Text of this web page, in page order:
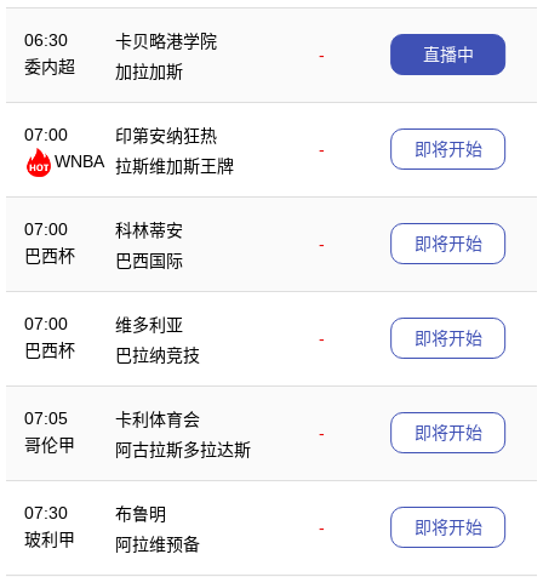
06:30
委内超
卡贝略港学院
-
加拉加斯
直播中
07:00
WNBA
印第安纳狂热
-
拉斯维加斯王牌
即将开始
07:00
巴西杯
科林蒂安
-
巴西国际
即将开始
07:00
巴西杯
维多利亚
-
巴拉纳竞技
即将开始
07:05
哥伦甲
卡利体育会
-
阿古拉斯多拉达斯
即将开始
07:30
玻利甲
布鲁明
-
阿拉维预备
即将开始